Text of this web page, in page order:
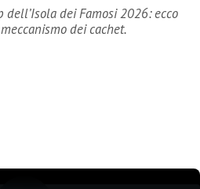
dell’Isola dei Famosi 2026: ecco
dei cachet.